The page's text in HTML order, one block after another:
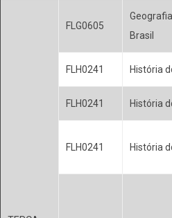
FLG0605
Brasil
FLH0241 História
FLH0241 História
FLH0241 História